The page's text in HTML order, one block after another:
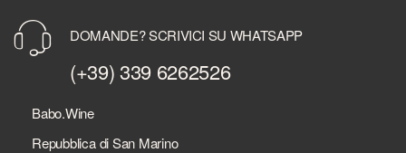
DOMANDE? SCRIVICI SU WHATSAPP
(+39) 339 6262526
Babo.Wine
Repubblica di San Marino